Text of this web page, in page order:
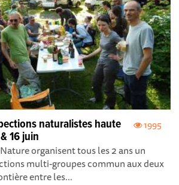
1995
naturalistes haute
16 juin
organisent tous les 2 ans un
multi-groupes commun aux deux
entre les...